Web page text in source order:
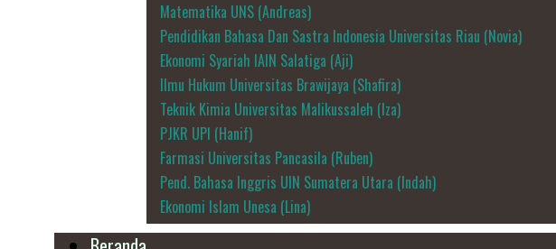
Matematika UNS (Andreas)
Pendidikan Bahasa Dan Sastra Indonesia Universitas Riau (Novia)
Ekonomi Syariah IAIN Salatiga (Aji)
Ilmu Hukum Universitas Brawijaya (Shafira)
Teknik Kimia Universitas Malikussaleh (Iza)
PJKR UPI (Hanif)
Farmasi Universitas Pancasila (Ruben)
Pend. Bahasa Inggris UIN Sumatera Utara (Indah)
Ekonomi Islam Unesa (Lina)